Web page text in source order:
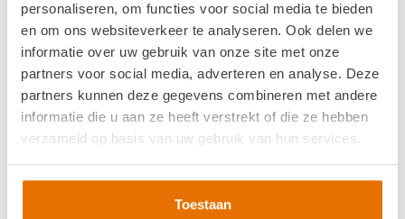
personaliseren, om functies voor social media te bieden
en om ons websiteverkeer te analyseren. Ook delen we
informatie over uw gebruik van onze site met onze
partners voor social media, adverteren en analyse. Deze
partners kunnen deze gegevens combineren met andere
informatie die u aan ze heeft verstrekt of die ze hebben
verzameld op basis van uw gebruik van hun services.
We werken samen met13 derdendie uw gegevens
kunnen ontvangen en verwerken.
Toestaan
vanaf € 427,20 Prijsoverzicht
incl. toeslagen
21-08-2026
23-08-2026
Boek nu